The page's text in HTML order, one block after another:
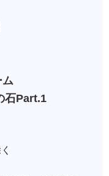
ム
石Part.1